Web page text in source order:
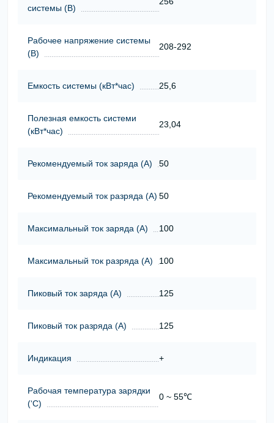
системы (В)
Рабочее напряжение системы
(В)
208-292
Емкость системы (кВт*час) 25,6
Полезная емкость системи
(кВт*час)
23,04
Рекомендуемый ток заряда (А) 50
Рекомендуемый ток разряда (А) 50
Максимальный ток заряда (А) 100
Максимальный ток разряда (А) 100
Пиковый ток заряда (А) 125
Пиковый ток разряда (А) 125
Индикация +
Рабочая температура зарядки
(‘С)
0 ~ 55℃